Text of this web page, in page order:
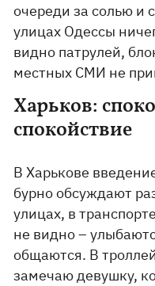
очереди за солью и
улицах Одессы
видно патрулей,
местных СМИ не
Харьков:
спокойствие
В Харькове
бурно обсуждают
улицах, в
не видно –
общаются. В
замечаю девушку,